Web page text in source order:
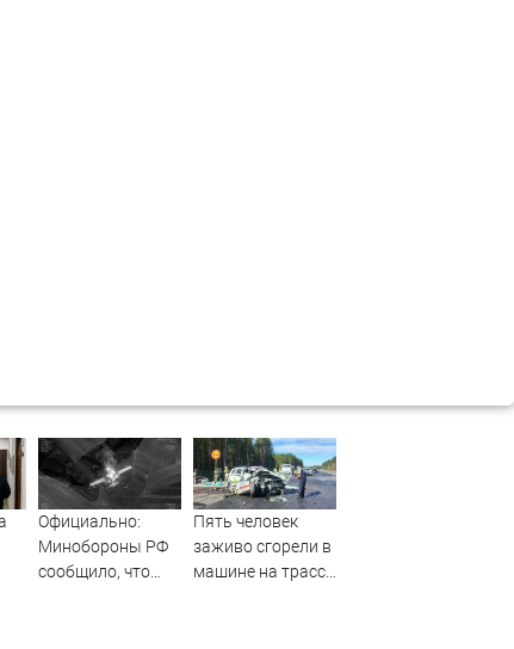
Официально:
Минобороны РФ
сообщило, что
Пять человек
заживо сгорели в
машине на трассе